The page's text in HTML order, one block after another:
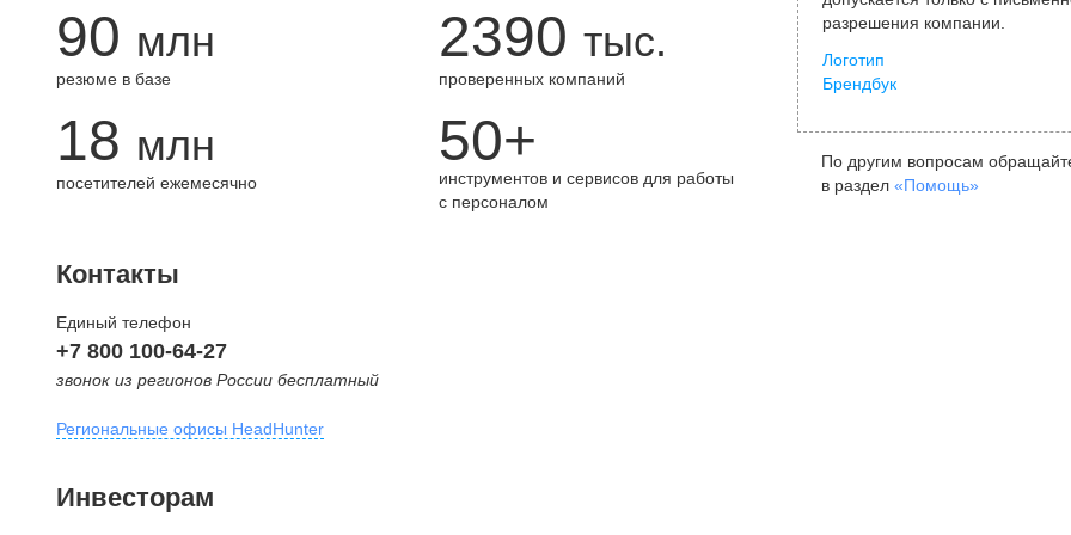
90 млн
резюме в базе
2390 тыс.
проверенных компаний
18 млн
посетителей ежемесячно
50+
инструментов и сервисов для работы
с персоналом
разрешения компании.
Логотип
Брендбук
По другим вопросам
в раздел «Помощь»
Контакты
Единый телефон
+7 800 100-64-27
звонок из регионов России бесплатный
Региональные офисы HeadHunter
внутригородская территория
Инвесторам